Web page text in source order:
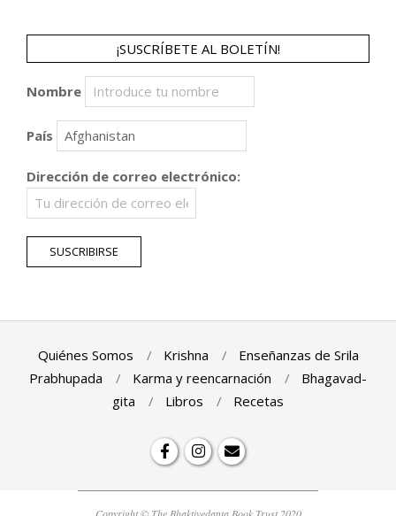
¡SUSCRÍBETE AL BOLETÍN!
Nombre
País
Dirección de correo electrónico:
Quiénes Somos Krishna
Enseñanzas de Srila
Prabhupada
Karma y reencarnación
Bhagavad-
gita
Libros Recetas